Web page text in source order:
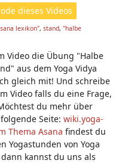
dieses Videos
lexikon", stand, "halbe
Video die Übung "Halbe
aus dem Yoga Vidya
gleich mit! Und schreibe
Video falls du eine Frage,
du mehr über
Seite: wiki.yoga-
Thema Asana findest du
Yogastunden von Yoga
kannst du uns als